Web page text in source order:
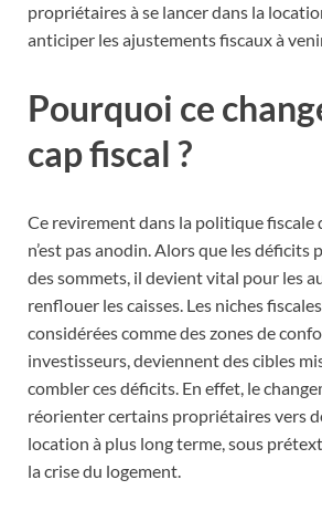
propriétaires à se lancer dans la
anticiper les ajustements fiscaux à
Pourquoi ce
cap fiscal ?
Ce revirement dans la politique fiscale
n’est pas anodin. Alors que les
des sommets, il devient vital pour les
renflouer les caisses. Les niches
considérées comme des zones de
investisseurs, deviennent des cibles
combler ces déficits. En effet, le
réorienter certains propriétaires vers
location à plus long terme, sous
la crise du logement.